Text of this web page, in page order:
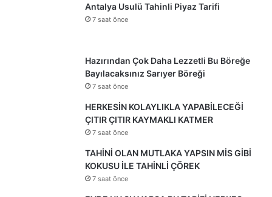
Antalya Usulü Tahinli Piyaz Tarifi
7 saat önce
Hazırından Çok Daha Lezzetli Bu Böreğe
Bayılacaksınız Sarıyer Böreği
7 saat önce
HERKESİN KOLAYLIKLA YAPABİLECEĞİ
ÇITIR ÇITIR KAYMAKLI KATMER
7 saat önce
TAHİNİ OLAN MUTLAKA YAPSIN MİS GİBİ
KOKUSU İLE TAHİNLİ ÇÖREK
7 saat önce